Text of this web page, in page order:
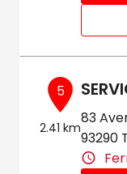
5
2.41 km
83
93290